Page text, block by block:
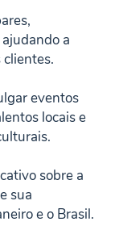
a
eventos
locais e
sobre a
sua
e o Brasil.